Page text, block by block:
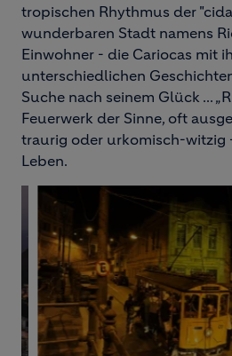
tropischen Rhythmus der
wunderbaren Stadt namens
Einwohner - die Cariocas mit
unterschiedlichen
Suche nach seinem Glück ...
Feuerwerk der Sinne, oft
traurig oder urkomisch-witzig
Leben.